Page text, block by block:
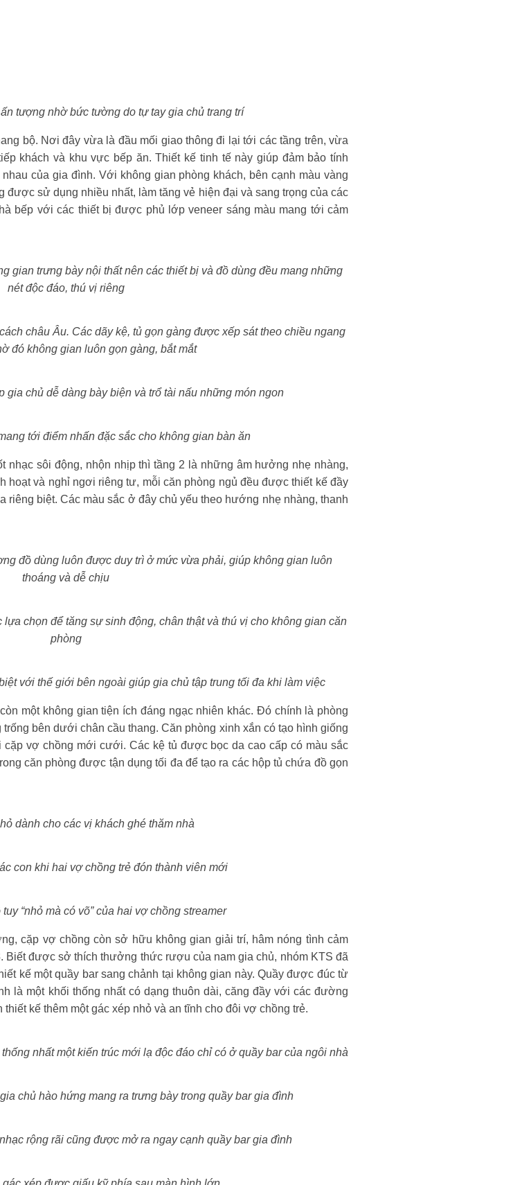
tượng nhờ bức tường do tự tay gia chủ trang trí
bộ. Nơi đây vừa là đầu mối giao thông đi lại tới các tầng trên, vừa
khách và khu vực bếp ăn. Thiết kế tinh tế này giúp đảm bảo tính
của gia đình. Với không gian phòng khách, bên cạnh màu vàng
được sử dụng nhiều nhất, làm tăng vẻ hiện đại và sang trọng của các
bếp với các thiết bị được phủ lớp veneer sáng màu mang tới cảm
gian trưng bày nội thất nên các thiết bị và đồ dùng đều mang những
nét độc đáo, thú vị riêng
châu Âu. Các dãy kệ, tủ gọn gàng được xếp sát theo chiều ngang
đó không gian luôn gọn gàng, bắt mắt
chủ dễ dàng bày biện và trổ tài nấu những món ngon
tới điểm nhấn đặc sắc cho không gian bàn ăn
nhạc sôi động, nhộn nhịp thì tầng 2 là những âm hưởng nhẹ nhàng,
hoạt và nghỉ ngơi riêng tư, mỗi căn phòng ngủ đều được thiết kế đầy
riêng biệt. Các màu sắc ở đây chủ yếu theo hướng nhẹ nhàng, thanh
đồ dùng luôn được duy trì ở mức vừa phải, giúp không gian luôn
thoáng và dễ chịu
chọn để tăng sự sinh động, chân thật và thú vị cho không gian căn
phòng
với thế giới bên ngoài giúp gia chủ tập trung tối đa khi làm việc
một không gian tiện ích đáng ngạc nhiên khác. Đó chính là phòng
bên dưới chân cầu thang. Căn phòng xinh xắn có tạo hình giống
vợ chồng mới cưới. Các kệ tủ được bọc da cao cấp có màu sắc
căn phòng được tận dụng tối đa để tạo ra các hộp tủ chứa đồ gọn
dành cho các vị khách ghé thăm nhà
con khi hai vợ chồng trẻ đón thành viên mới
“nhỏ mà có võ” của hai vợ chồng streamer
cặp vợ chồng còn sở hữu không gian giải trí, hâm nóng tình cảm
Biết được sở thích thưởng thức rượu của nam gia chủ, nhóm KTS đã
kế một quầy bar sang chảnh tại không gian này. Quầy được đúc từ
là một khối thống nhất có dạng thuôn dài, căng đầy với các đường
kế thêm một gác xép nhỏ và an tĩnh cho đôi vợ chồng trẻ.
nhất một kiến trúc mới lạ độc đáo chỉ có ở quầy bar của ngôi nhà
chủ hào hứng mang ra trưng bày trong quầy bar gia đình
rộng rãi cũng được mở ra ngay cạnh quầy bar gia đình